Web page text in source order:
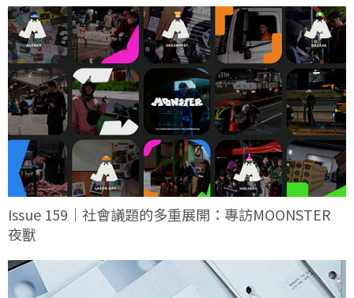
Issue 159｜社會議題的多重展開：專訪MOONSTER
夜獸